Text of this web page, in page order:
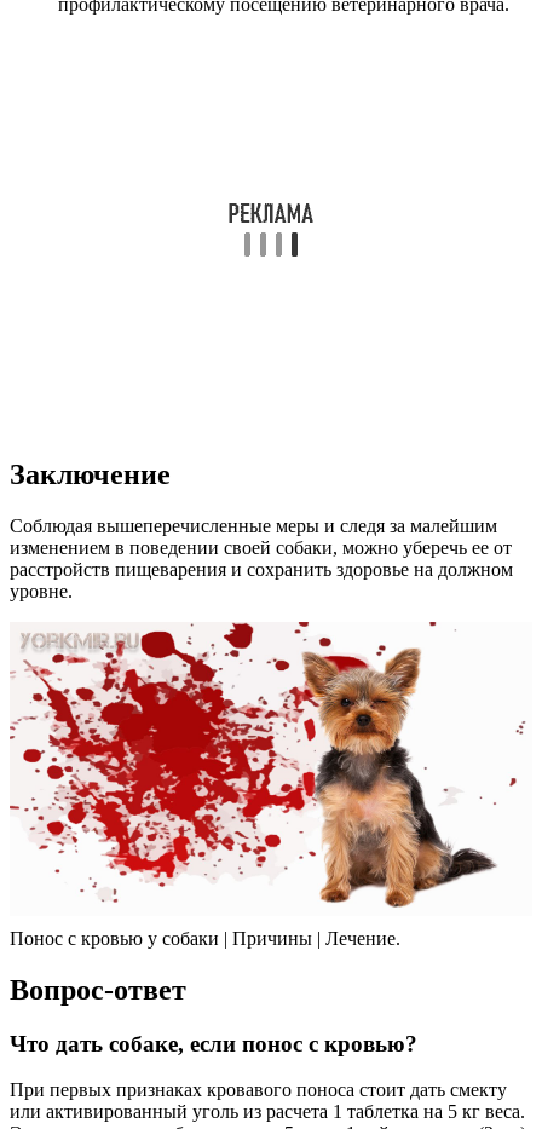
профилактическому посещению ветеринарного врача.
Заключение
Соблюдая вышеперечисленные меры и следя за малейшим
изменением в поведении своей собаки, можно уберечь ее от
расстройств пищеварения и сохранить здоровье на должном
уровне.
Понос с кровью у собаки | Причины | Лечение.
Вопрос-ответ
Что дать собаке, если понос с кровью?
При первых признаках кровавого поноса стоит дать смекту
или активированный уголь из расчета 1 таблетка на 5 кг веса.